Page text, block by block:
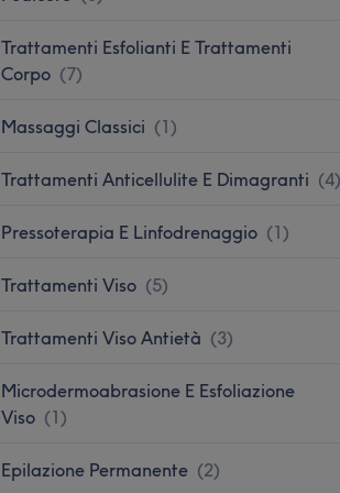
Trattamenti Esfolianti E Trattamenti
Corpo (7)
Massaggi Classici (1)
Trattamenti Anticellulite E Dimagranti (4)
Pressoterapia E Linfodrenaggio (1)
Trattamenti Viso (5)
Trattamenti Viso Antietà (3)
Microdermoabrasione E Esfoliazione
Viso (1)
Epilazione Permanente (2)